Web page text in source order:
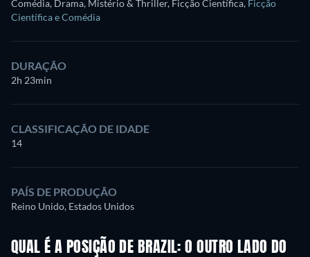
Comédia, Drama, Mistério & Thriller, Ficção Científica, Ficção
Científica e Comédia
DURAÇÃO
2h 23min
CLASSIFICAÇÃO DE IDADE
14
PAÍS DE PRODUÇÃO
Reino Unido, Estados Unidos
QUAL É A POSIÇÃO DE BRAZIL: O OUTRO LADO DO